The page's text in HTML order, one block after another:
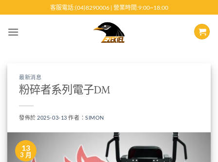
至
客服電話:(04)8290006 | 營業時間:9:00~18:00
最新消息
粉碎者系列電子DM
發佈於 2025-03-13 作者：SIMON
13
3 月